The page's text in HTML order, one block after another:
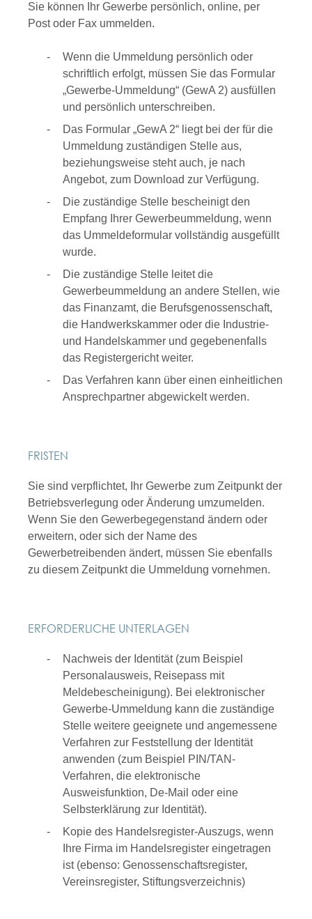
Sie können Ihr Gewerbe persönlich, online, per
Post oder Fax ummelden.
Wenn die Ummeldung persönlich oder
schriftlich erfolgt, müssen Sie das Formular
„Gewerbe-Ummeldung“ (GewA 2) ausfüllen
und persönlich unterschreiben.
Das Formular „GewA 2“ liegt bei der für die
Ummeldung zuständigen Stelle aus,
beziehungsweise steht auch, je nach
Angebot, zum Download zur Verfügung.
Die zuständige Stelle bescheinigt den
Empfang Ihrer Gewerbeummeldung, wenn
das Ummeldeformular vollständig ausgefüllt
wurde.
Die zuständige Stelle leitet die
Gewerbeummeldung an andere Stellen, wie
das Finanzamt, die Berufsgenossenschaft,
die Handwerkskammer oder die Industrie-
und Handelskammer und gegebenenfalls
das Registergericht weiter.
Das Verfahren kann über einen einheitlichen
Ansprechpartner abgewickelt werden.
FRISTEN
Sie sind verpflichtet, Ihr Gewerbe zum Zeitpunkt der
Betriebsverlegung oder Änderung umzumelden.
Wenn Sie den Gewerbegegenstand ändern oder
erweitern, oder sich der Name des
Gewerbetreibenden ändert, müssen Sie ebenfalls
zu diesem Zeitpunkt die Ummeldung vornehmen.
ERFORDERLICHE UNTERLAGEN
Nachweis der Identität (zum Beispiel
Personalausweis, Reisepass mit
Meldebescheinigung). Bei elektronischer
Gewerbe-Ummeldung kann die zuständige
Stelle weitere geeignete und angemessene
Verfahren zur Feststellung der Identität
anwenden (zum Beispiel PIN/TAN-
Verfahren, die elektronische
Ausweisfunktion, De-Mail oder eine
Selbsterklärung zur Identität).
Kopie des Handelsregister-Auszugs, wenn
Ihre Firma im Handelsregister eingetragen
ist (ebenso: Genossenschaftsregister,
Vereinsregister, Stiftungsverzeichnis)